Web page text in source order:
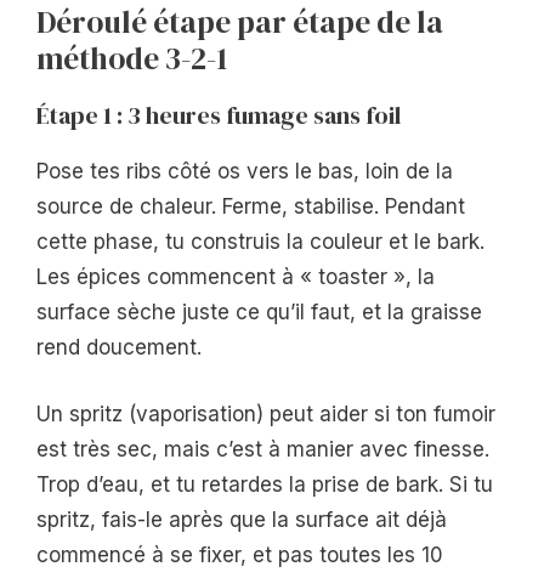
Déroulé étape par étape de la
méthode 3-2-1
Étape 1 : 3 heures fumage sans foil
Pose tes ribs côté os vers le bas, loin de la
source de chaleur. Ferme, stabilise. Pendant
cette phase, tu construis la couleur et le bark.
Les épices commencent à « toaster », la
surface sèche juste ce qu’il faut, et la graisse
rend doucement.
Un spritz (vaporisation) peut aider si ton fumoir
est très sec, mais c’est à manier avec finesse.
Trop d’eau, et tu retardes la prise de bark. Si tu
spritz, fais-le après que la surface ait déjà
commencé à se fixer, et pas toutes les 10